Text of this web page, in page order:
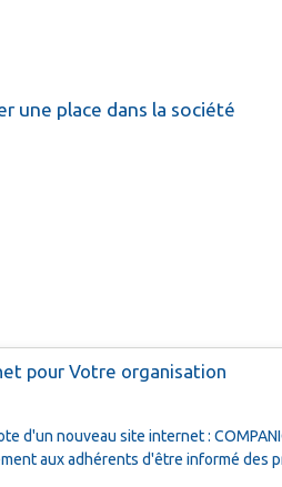
une place dans la société
pour Votre organisation
d'un nouveau site internet :
aux adhérents d'être informé des